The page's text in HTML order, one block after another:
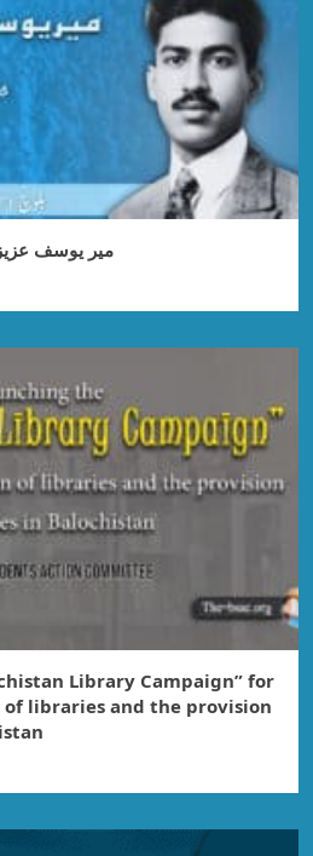
میر یوسف
Library Campaign” for
libraries and the provision